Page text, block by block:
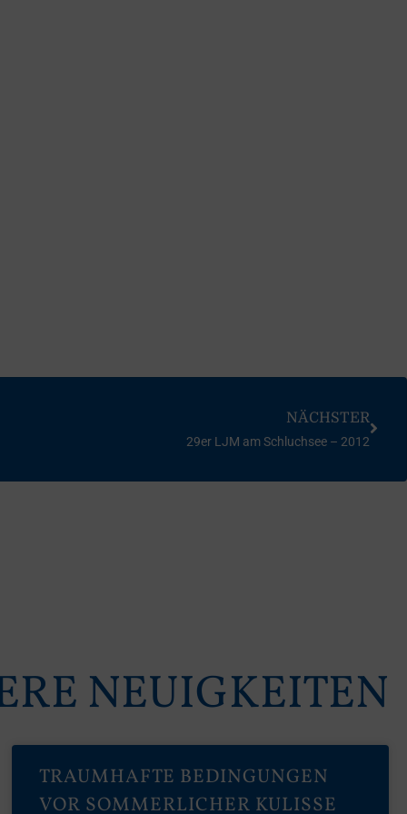
NÄCHSTER
29er LJM am Schluchsee – 2012
NEUIGKEITEN
TRAUMHAFTE BEDINGUNGEN
VOR SOMMERLICHER KULISSE